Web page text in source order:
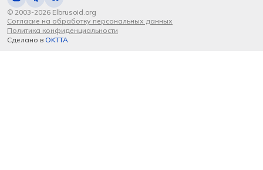
© 2003-2026 Elbrusoid.org
Согласие на обработку персональных данных
Политика конфиденциальности
Сделано в OKTTA